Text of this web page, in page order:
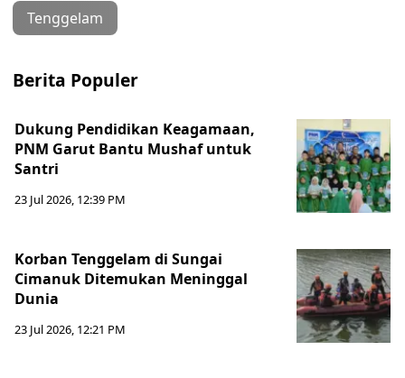
Tenggelam
Berita Populer
Dukung Pendidikan Keagamaan,
PNM Garut Bantu Mushaf untuk
Santri
23 Jul 2026, 12:39 PM
Korban Tenggelam di Sungai
Cimanuk Ditemukan Meninggal
Dunia
23 Jul 2026, 12:21 PM